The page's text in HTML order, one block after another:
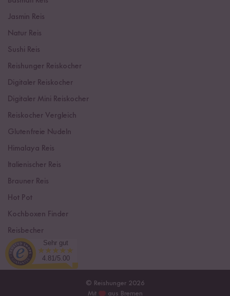
Jasmin Reis
Natur Reis
Sushi Reis
Reishunger Reiskocher
Digitaler Reiskocher
Digitaler Mini Reiskocher
Reiskocher Vergleich
Glutenfreie Nudeln
Himalaya Reis
Italienischer Reis
Brauner Reis
Hot Pot
Kochboxen Finder
Reisbecher
Sushi Einsteiger Box
© Reishunger 2026
Mit
aus Bremen
Sehr gut
4.81/5.00